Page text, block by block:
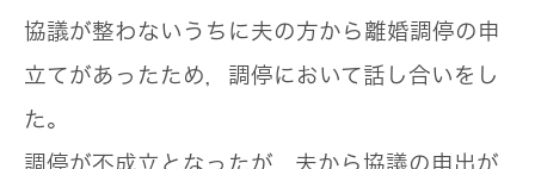
協議が整わないうちに夫の方から離婚調停の申
立てがあったため，調停において話し合いをし
た。
調停が不成立となったが，夫から協議の申出が